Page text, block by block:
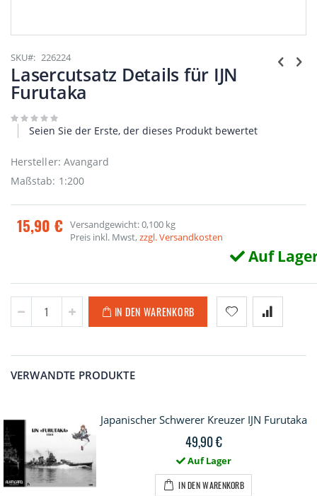
Anfang
der
Bildgalerie
springen
SKU 226224
Lasercutsatz Details für IJN
Furutaka
Seien Sie der Erste, der dieses Produkt bewertet
Hersteller: Avangard
Maßstab: 1:200
15,90 € Versandgewicht: 0,100 kg
Preis inkl. Mwst,zzgl. Versandkosten
Auf
IN DEN WARENKORB
VERWANDTE PRODUKTE
Japanischer Schwerer Kreuzer IJN Furutaka
49,90 €
Auf Lager
IN DEN WARENKORB